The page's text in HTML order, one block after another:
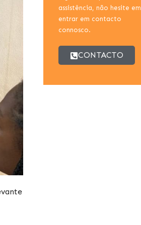
assistência, não hesite em
entrar em contacto
connosco.
CONTACTO